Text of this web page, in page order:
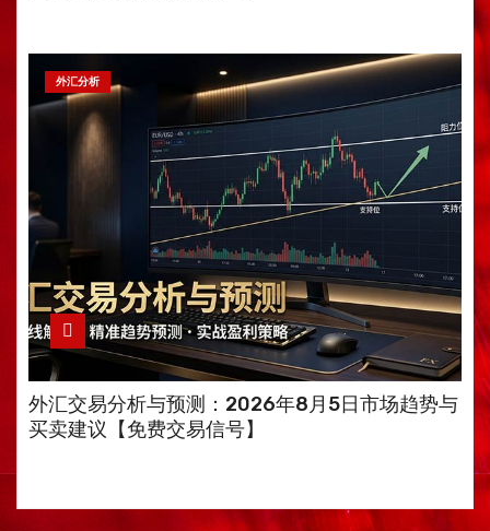
外汇分析
外汇交易分析与预测：2026年8月5日市场趋势与
买卖建议【免费交易信号】